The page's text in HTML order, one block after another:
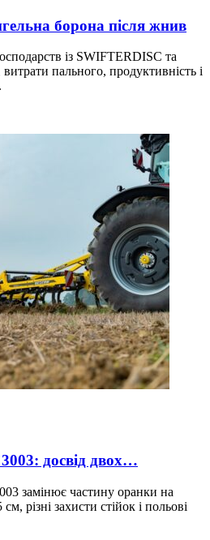
борона після жнив
із SWIFTERDISC та
пального, продуктивність і
досвід двох…
замінює частину оранки на
різні захисти стійок і польові